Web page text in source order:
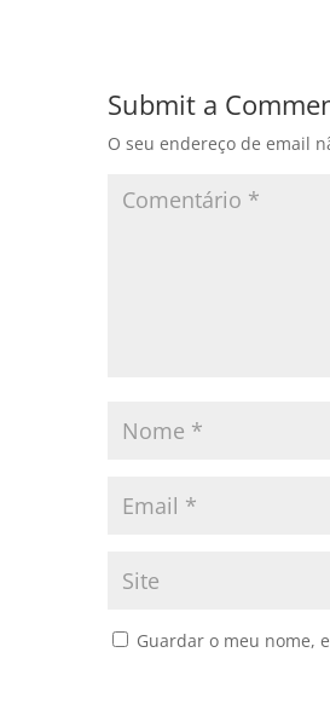
Submit a
O seu endereço de email
Guardar o meu nome,